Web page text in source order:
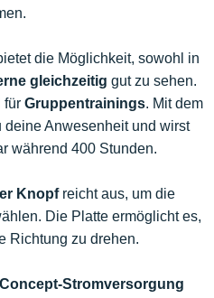
die Möglichkeit, sowohl in
gleichzeitig gut zu sehen.
für Gruppentrainings. Mit dem
deine Anwesenheit und wirst
während 400 Stunden.
Knopfreicht aus, um die
Die Platte ermöglicht es,
Richtung zu drehen.
Stromversorgung